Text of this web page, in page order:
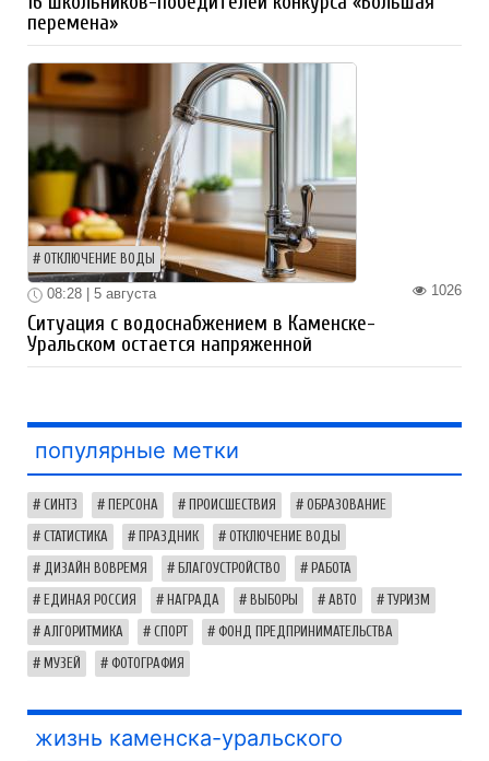
перемена»
ОТКЛЮЧЕНИЕ ВОДЫ
1026
08:28 | 5 августа
Ситуация с водоснабжением в Каменске-
Уральском остается напряженной
популярные метки
СИНТЗ ПЕРСОНА ПРОИСШЕСТВИЯ ОБРАЗОВАНИЕ
СТАТИСТИКА ПРАЗДНИК ОТКЛЮЧЕНИЕ ВОДЫ
ДИЗАЙН ВОВРЕМЯ БЛАГОУСТРОЙСТВО РАБОТА
ЕДИНАЯ РОССИЯ НАГРАДА ВЫБОРЫ АВТО ТУРИЗМ
АЛГОРИТМИКА СПОРТ ФОНД ПРЕДПРИНИМАТЕЛЬСТВА
МУЗЕЙ ФОТОГРАФИЯ
жизнь каменска-уральского